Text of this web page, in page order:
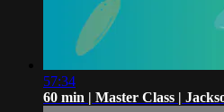
57:34
60 min | Master Class |